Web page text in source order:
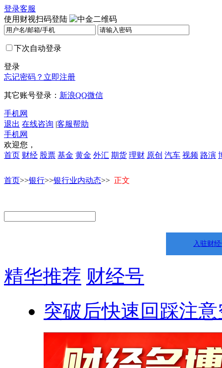
登录客服
使用财视扫码登陆
下次自动登录
登录
忘记密码？ 立即注册
其它账号登录： 新浪QQ微信
手机网
退出 在线咨询 |客服帮助
手机网
欢迎您，
首页 财经 股票 基金 黄金 外汇 期货 理财 原创 汽车 视频 路演
首页>>银行>>银行业内动态>> 正文
入驻财
精华推荐 财经号
突破后快速回踩注